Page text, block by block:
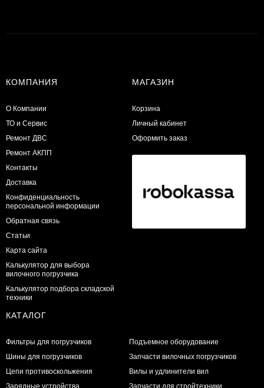
КОМПАНИЯ
О Компании
ТО и Сервис
​Ремонт ДВС
Ремонт АКПП
Контакты
Доставка
Конфиденциальность
персональной информации
Обратная связь
Статьи
Карта сайта
Калькулятор для выбора
вилочного погрузчика
Калькулятор подбора складской
техники
МАГАЗИН
Корзина
Личный кабинет
Оформить заказ
КАТАЛОГ
Фильтры для погрузчиков
Шины для погрузчиков
Цепи противоскольжения
Зарядные устройства
Подъемное оборудование
Запчасти вилочных погрузчиков
Вилы и удлинители вил
Запчасти для стройтехники